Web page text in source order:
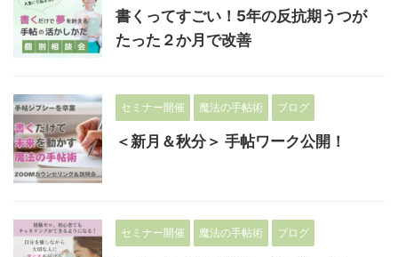
書くってすごい！5年の反抗期うつが
たった２か月で改善
セミナー開催 魔法の手帖術 ブログ
＜新月＆秋分＞ 手帖ワーク公開！
セミナー開催 魔法の手帖術 ブログ